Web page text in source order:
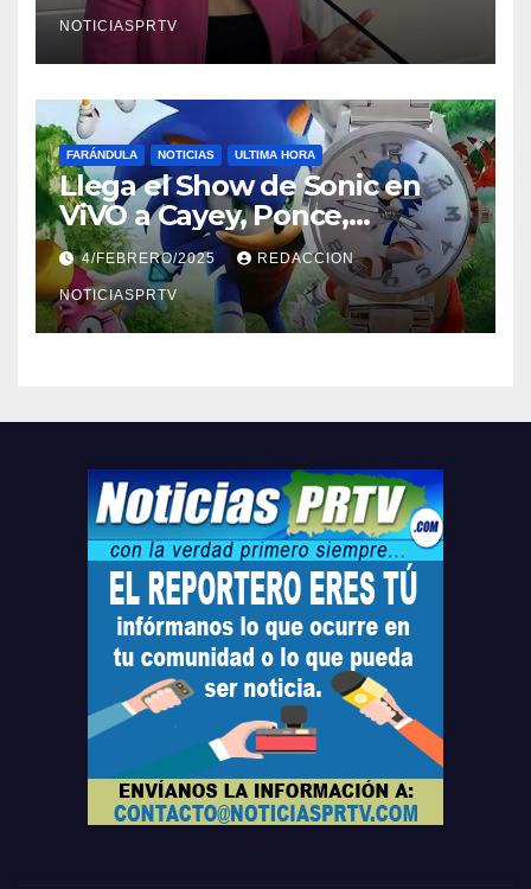
NOTICIASPRTV
FARÁNDULA NOTICIAS ULTIMA HORA
Llega el Show de Sonic en
ViVO a Cayey, Ponce,
Barceloneta y Humacao,
Relojes gratis para el que
compre ahora….
4/FEBRERO/2025 REDACCION
NOTICIASPRTV